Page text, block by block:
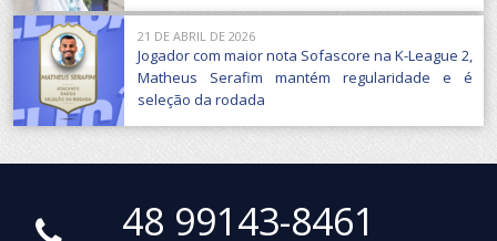
21 DE ABRIL DE 2026
Jogador com maior nota Sofascore na K-League 2,
Matheus Serafim mantém regularidade e é
seleção da rodada
48 99143-8461